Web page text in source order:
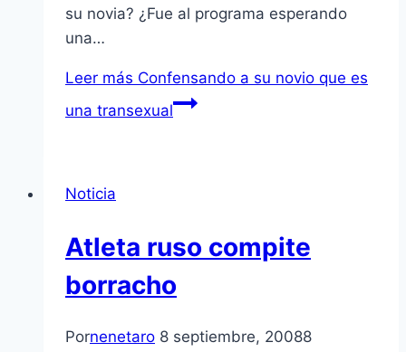
su novia? ¿Fue al programa esperando
una…
Leer más Confensando a su novio que es
una transexual
Noticia
Atleta ruso compite
borracho
Pornenetaro 8 septiembre, 20088